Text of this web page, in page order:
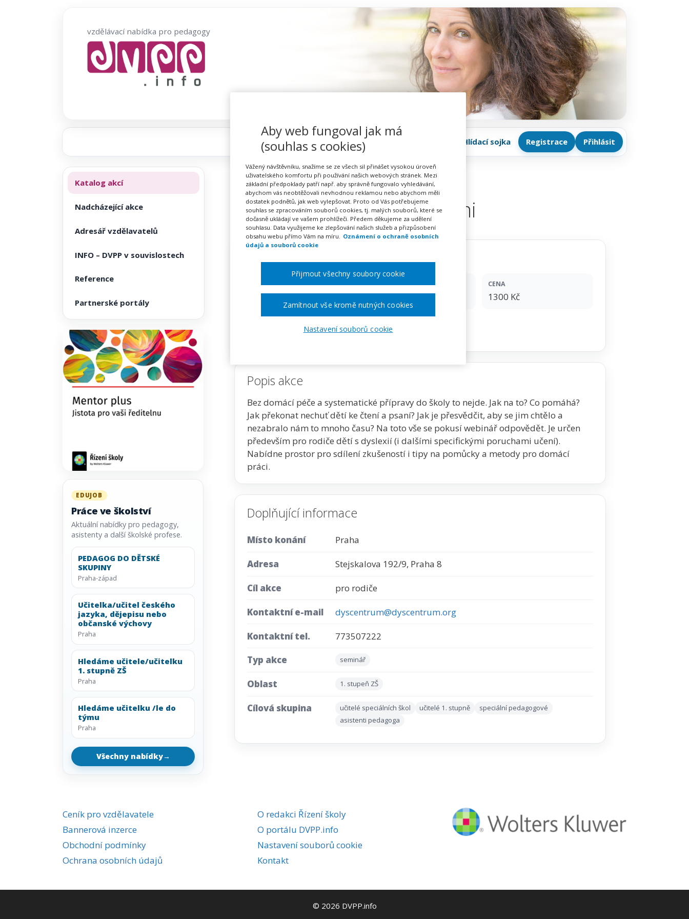
vzdělávací nabídka pro pedagogy
Hlídací sojka Registrace Přihlásit
Jak pracovat doma s dětmi
TERMÍN
na klíč
MÍSTO
Praha
CENA
1300 Kč
Zobrazit akci na webu pořadatele
Popis akce
Bez domácí péče a systematické přípravy do školy to nejde. Jak na to? Co pomáhá?
Jak překonat nechuť dětí ke čtení a psaní? Jak je přesvědčit, aby se jim chtělo a
nezabralo nám to mnoho času? Na toto vše se pokusí webinář odpovědět. Je určen
především pro rodiče dětí s dyslexií (i dalšími specifickými poruchami učení).
Nabídne prostor pro sdílení zkušeností i tipy na pomůcky a metody pro domácí
práci.
Doplňující informace
Místo konání Praha
Adresa Stejskalova 192/9, Praha 8
Cíl akce pro rodiče
Kontaktní e-mail dyscentrum@dyscentrum.org
Kontaktní tel. 773507222
Typ akce seminář
Oblast 1. stupeň ZŠ
Cílová skupina učitelé speciálních škol učitelé 1. stupně
speciální pedagogové
asistenti pedagoga
Katalog akcí
Nadcházející akce
Adresář vzdělavatelů
INFO – DVPP v souvislostech
Reference
Partnerské portály
EDUJOB
Práce ve školství
Aktuální nabídky pro pedagogy,
asistenty a další školské profese.
PEDAGOG DO DĚTSKÉ
SKUPINY
Praha-západ
Učitelka/učitel českého
jazyka, dějepisu nebo
občanské výchovy
Praha
Hledáme učitele/učitelku
1. stupně ZŠ
Praha
Hledáme učitelku /le do
týmu
Praha
Všechny nabídky→
Ceník pro vzdělavatele
Bannerová inzerce
Obchodní podmínky
Ochrana osobních údajů
O redakci Řízení školy
O portálu DVPP.info
Nastavení souborů cookie
Kontakt
© 2026 DVPP.info
Aby web fungoval jak má
(souhlas s cookies)
Vážený návštěvníku, snažíme se ze všech sil přinášet vysokou úroveň
uživatelského komfortu při používání našich webových stránek. Mezi
základní předpoklady patří např. aby správně fungovalo vyhledávání,
abychom vás neobtěžovali nevhodnou reklamou nebo abychom měli
dostatek podnětů, jak web vylepšovat. Proto od Vás potřebujeme
souhlas se zpracováním souborů cookies, tj. malých souborů, které se
dočasně ukládají ve vašem prohlížeči. Předem děkujeme za udělení
souhlasu. Data využijeme ke zlepšování našich služeb a přizpůsobení
obsahu webu přímo Vám na míru.
Oznámení o ochraně osobních
údajů a souborů cookie
Nastavení souborů cookie
Zamítnout vše kromě nutných cookies
Přijmout všechny soubory cookie